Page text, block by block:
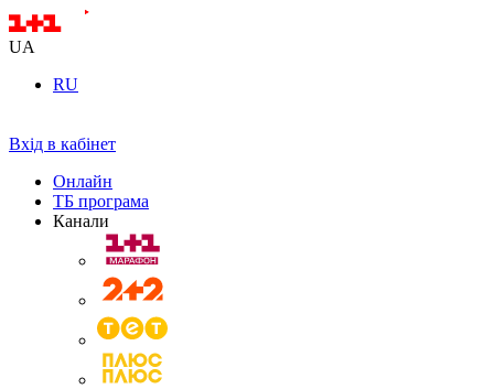
UA
RU
Вхід в кабінет
Онлайн
ТБ програма
Канали